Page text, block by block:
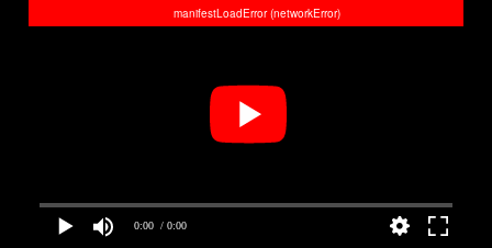
0:00 / 0:00
manifestLoadError (networkError)